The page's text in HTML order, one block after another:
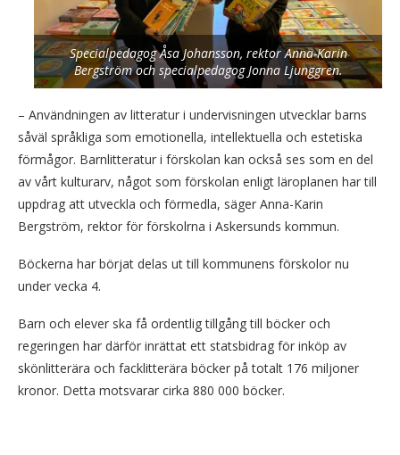
Specialpedagog Åsa Johansson, rektor Anna-Karin
Bergström och specialpedagog Jonna Ljunggren.
– Användningen av litteratur i undervisningen utvecklar barns
såväl språkliga som emotionella, intellektuella och estetiska
förmågor. Barnlitteratur i förskolan kan också ses som en del
av vårt kulturarv, något som förskolan enligt läroplanen har till
uppdrag att utveckla och förmedla, säger Anna-Karin
Bergström, rektor för förskolrna i Askersunds kommun.
Böckerna har börjat delas ut till kommunens förskolor nu
under vecka 4.
Barn och elever ska få ordentlig tillgång till böcker och
regeringen har därför inrättat ett statsbidrag för inköp av
skönlitterära och facklitterära böcker på totalt 176 miljoner
kronor. Detta motsvarar cirka 880 000 böcker.